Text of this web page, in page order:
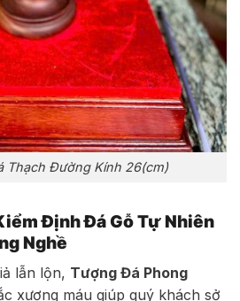
Thạch Đường Kính 26(cm)
Định Đá Gỗ Tự Nhiên
Nghề
lẫn lộn, Tượng Đá Phong
xương máu giúp quý khách sở